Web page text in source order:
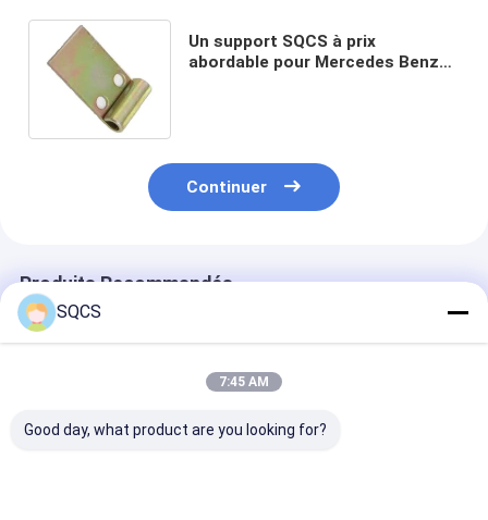
Un support SQCS à prix
abordable pour Mercedes Benz
Continuer
Produits Recommandés
SQCS
7:45 AM
Good day, what product are you looking for?